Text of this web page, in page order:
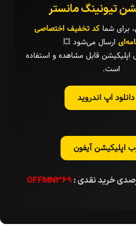
تیونینگ مانستر
برای شماکد تخفیف اختصاصی
ارسال می‌شود 💥
قابل مشاهده و استفاده
است.
اپ اندروید
اپلیکیشن آیفون
OFFMN369